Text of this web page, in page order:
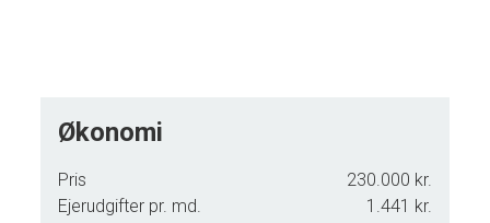
Økonomi
Pris
230.000 kr.
Ejerudgifter pr. md.
1.441 kr.